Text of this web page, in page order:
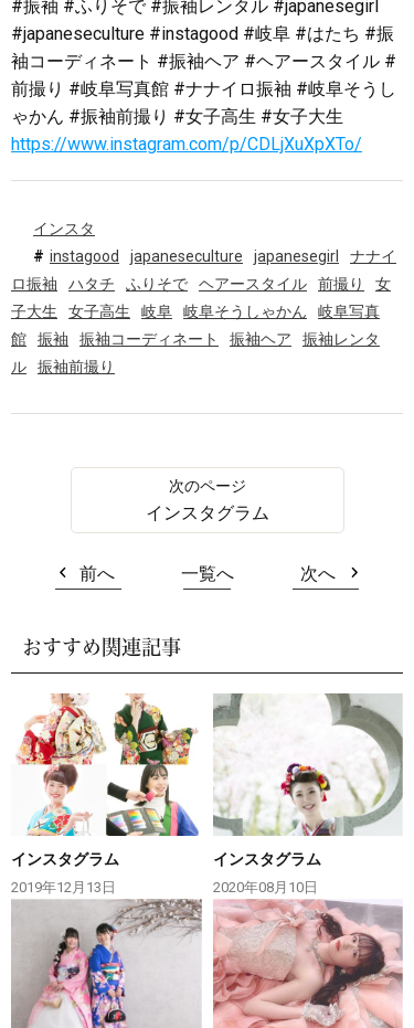
#振袖 #ふりそで #振袖レンタル #japanesegirl
#japaneseculture #instagood #岐阜 #はたち #振
袖コーディネート #振袖ヘア #ヘアースタイル #
前撮り #岐阜写真館 #ナナイロ振袖 #岐阜そうし
ゃかん #振袖前撮り #女子高生 #女子大生
https://www.instagram.com/p/CDLjXuXpXTo/
インスタ
instagood
japaneseculture japanesegirl
ナナイ
ロ振袖
ハタチ ふりそで ヘアースタイル 前撮り
女
子大生
女子高生 岐阜 岐阜そうしゃかん
岐阜写真
館
振袖 振袖コーディネート 振袖ヘア
振袖レンタ
ル
振袖前撮り
インスタグラム
前へ 一覧へ 次へ
おすすめ関連記事
インスタグラム
2019年12月13日
インスタグラム
2020年08月10日